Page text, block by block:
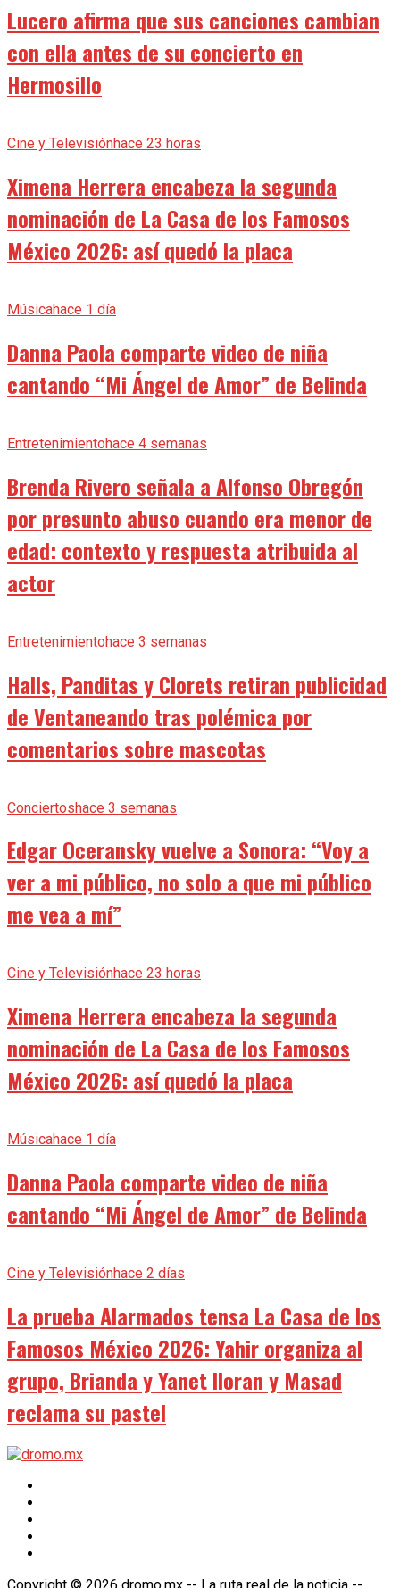
Lucero afirma que sus canciones cambian
con ella antes de su concierto en
Hermosillo
Cine y Televisiónhace 23 horas
Ximena Herrera encabeza la segunda
nominación de La Casa de los Famosos
México 2026: así quedó la placa
Músicahace 1 día
Danna Paola comparte video de niña
cantando “Mi Ángel de Amor” de Belinda
Entretenimientohace 4 semanas
Brenda Rivero señala a Alfonso Obregón
por presunto abuso cuando era menor de
edad: contexto y respuesta atribuida al
actor
Entretenimientohace 3 semanas
Halls, Panditas y Clorets retiran publicidad
de Ventaneando tras polémica por
comentarios sobre mascotas
Conciertoshace 3 semanas
Edgar Oceransky vuelve a Sonora: “Voy a
ver a mi público, no solo a que mi público
me vea a mí”
Cine y Televisiónhace 23 horas
Ximena Herrera encabeza la segunda
nominación de La Casa de los Famosos
México 2026: así quedó la placa
Músicahace 1 día
Danna Paola comparte video de niña
cantando “Mi Ángel de Amor” de Belinda
Cine y Televisiónhace 2 días
La prueba Alarmados tensa La Casa de los
Famosos México 2026: Yahir organiza al
grupo, Brianda y Yanet lloran y Masad
reclama su pastel